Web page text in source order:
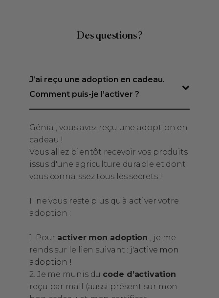
Des questions ?
J’ai reçu une adoption en cadeau.
Comment puis-je l’activer ?
Génial, vous avez reçu une adoption en
cadeau !
Vous allez bientôt recevoir vos produits
issus d'une agriculture durable et dont
vous connaissez tous les secrets !
Il ne vous reste plus qu'à activer votre
adoption :
1. Pour activer mon adoption
, je me
rends sur le lien suivant : j'active mon
adoption !
2. Je me munis du code d’activation
reçu par mail (aussi présent sur mon